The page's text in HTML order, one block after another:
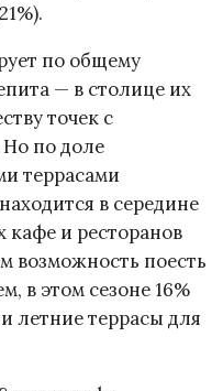
по общему
— в столице их
точек с
Но по доле
террасами
в середине
кафе и ресторанов
возможность поесть
в этом сезоне 16%
летние террасы для